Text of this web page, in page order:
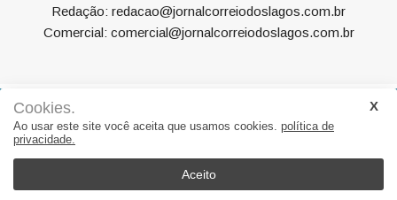
Redação: redacao@jornalcorreiodoslagos.com.br
Comercial: comercial@jornalcorreiodoslagos.com.br
Geral Política Economia Saúde
Variedades
Eventos
Cookies.
Ao usar este site você aceita que usamos cookies. política de
privacidade.
Aceito